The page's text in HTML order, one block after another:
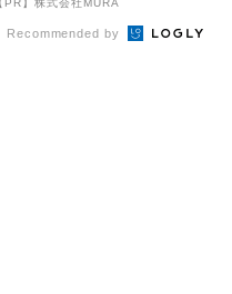
PR】株式会社MURA
Recommended by